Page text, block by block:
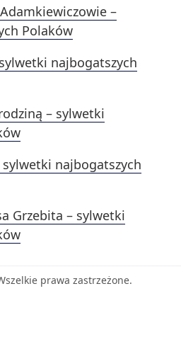
–
Polaków
najbogatszych
– sylwetki
najbogatszych
Grzebita – sylwetki
prawa zastrzeżone.